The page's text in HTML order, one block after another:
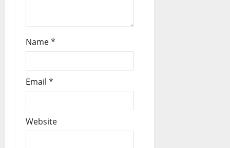
Name*
Email *
Website